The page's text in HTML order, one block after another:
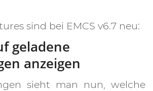
sind bei EMCS v6.7 neu:
geladene
anzeigen
sieht man nun, welche